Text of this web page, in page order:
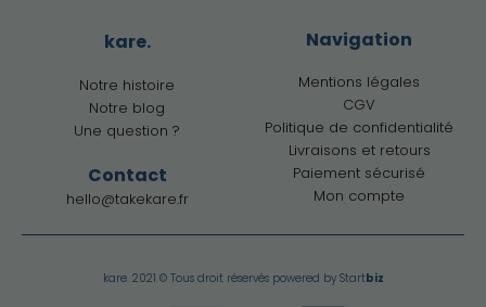
kare.
Notre histoire
Notre blog
Une question ?
Contact
hello@takekare.fr
Navigation
Mentions légales
CGV
Politique de confidentialité
Livraisons et retours
Paiement sécurisé
Mon compte
kare. 2021 © Tous droit réservés powered by Startbiz